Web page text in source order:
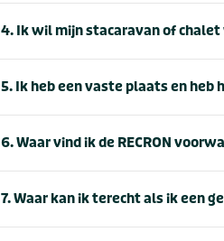
4. Ik wil mijn stacaravan of
5. Ik heb een vaste plaats en heb
6. Waar vind ik de RECRON
7. Waar kan ik terecht als ik een